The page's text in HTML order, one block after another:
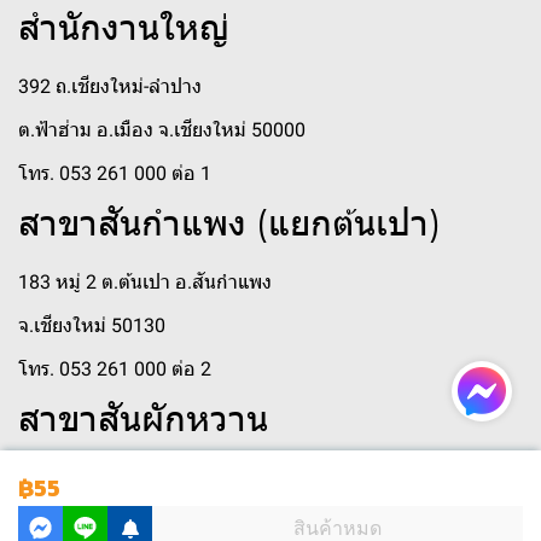
฿55
สินค้าหมด
สำนักงานใหญ่
392 ถ.เชียงใหม่-ลำปาง
ต.ฟ้าฮ่าม อ.เมือง จ.เชียงใหม่ 50000
โทร. 053 261 000 ต่อ 1
สาขาสันกำแพง (แยกต้นเปา)
183 หมู่ 2 ต.ต้นเปา อ.สันกำแพง
จ.เชียงใหม่ 50130
โทร. 053 261 000 ต่อ 2
สาขาสันผักหวาน
250 หมู่ 3 ตำบล สันผักหวาน
ตำบลสันผักหวาน อำเภอหางดง เชียงใหม่ 50230